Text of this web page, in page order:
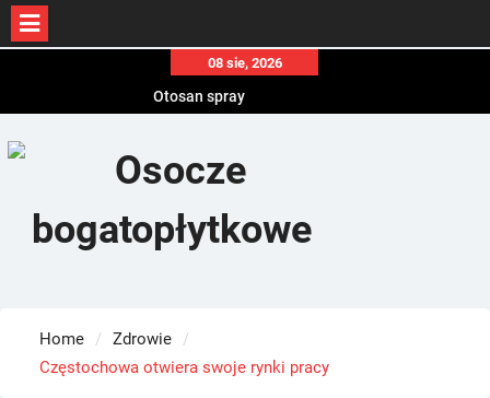
content
08 sie, 2026
Otosan spray
Home
Zdrowie
Częstochowa otwiera swoje rynki pracy